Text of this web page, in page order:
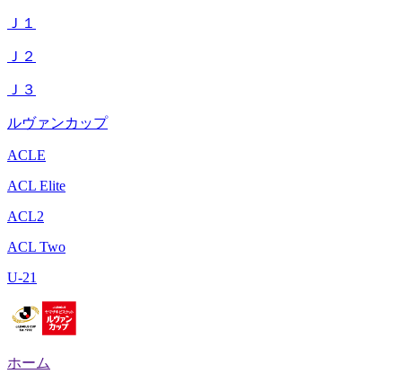
Ｊ１
Ｊ２
Ｊ３
ルヴァンカップ
ACLE
ACL Elite
ACL2
ACL Two
U-21
ホーム